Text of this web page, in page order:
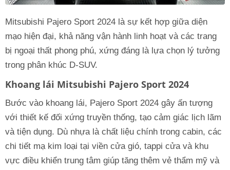
Mitsubishi Pajero Sport 2024 là sự kết hợp giữa diện
mạo hiện đại, khả năng vận hành linh hoạt và các trang
bị ngoại thất phong phú, xứng đáng là lựa chọn lý tưởng
trong phân khúc D-SUV.
Khoang lái Mitsubishi Pajero Sport 2024
Bước vào khoang lái, Pajero Sport 2024 gây ấn tượng
với thiết kế đối xứng truyền thống, tạo cảm giác lịch lãm
và tiện dụng. Dù nhựa là chất liệu chính trong cabin, các
chi tiết mạ kim loại tại viền cửa gió, tappi cửa và khu
vực điều khiển trung tâm giúp tăng thêm vẻ thẩm mỹ và